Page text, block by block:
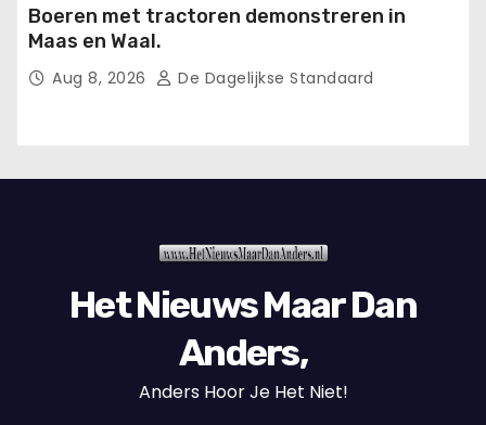
Boeren met tractoren demonstreren in
Maas en Waal.
Aug 8, 2026 De Dagelijkse Standaard
Het Nieuws Maar Dan
Anders,
Anders Hoor Je Het Niet!